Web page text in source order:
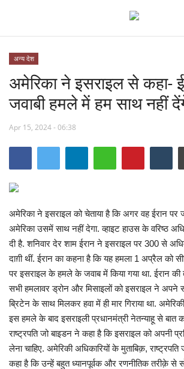
छत्तीसगढ़
मध्यप्रदेश
अन्य देश
खेल
लाइफ स्टाइल
व्यापार
शिक्षा एवं रोजगार
धर्म एवं ज्योतिष
अन्य देश
अमेरिका ने इसराइल से कहा-
जवाबी हमले में हम साथ नहीं
Apr 15, 2024 - 06:38
अमेरिका ने इसराइल को चेताया है कि अगर वह ईरान पर
अमेरिका उसमें साथ नहीं देगा. व्हाइट हाउस के वरिष्ठ
दी है. शनिवार देर शाम ईरान ने इसराइल पर 300 से
दाग़ी थीं. ईरान का कहना है कि यह हमला 1 अप्रैल को
पर इसराइल के हमले के जवाब में किया गया था. ईरान
सभी हमलावर ड्रोन और मिसाइलों को इसराइल ने अपने
ब्रिटेन के साथ मिलकर हवा में ही मार गिराया था.
इस हमले के बाद इसराइली प्रधानमंत्री नेतन्याहू से बात
राष्ट्रपति जो बाइडन ने कहा है कि इसराइल को अपनी
लेना चाहिए. अमेरिकी अधिकारियों के मुताबिक़,
कहा है कि उन्हें बहुत ध्यानपूर्वक और रणनीतिक तरीक़े से